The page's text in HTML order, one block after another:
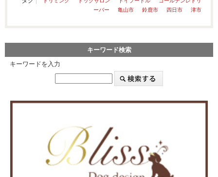
ーバー
亀山市 鈴鹿市 四日市 津市
キーワード検索
キーワードを入力